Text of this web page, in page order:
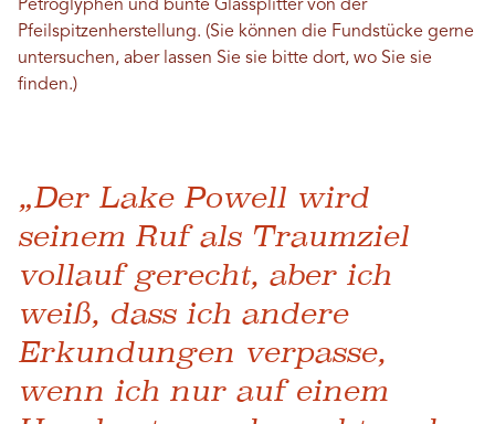
Petroglyphen und bunte Glassplitter von der
Pfeilspitzenherstellung. (Sie können die Fundstücke gerne
untersuchen, aber lassen Sie sie bitte dort, wo Sie sie
finden.)
„Der Lake Powell wird
seinem Ruf als Traumziel
vollauf gerecht, aber ich
weiß, dass ich andere
Erkundungen verpasse,
wenn ich nur auf einem